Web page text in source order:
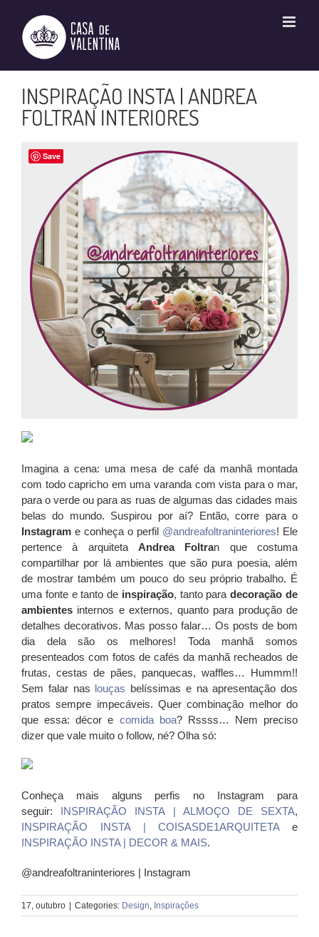
conteúdo
INSPIRAÇÃO INSTA | ANDREA
FOLTRAN INTERIORES
Imagina a cena: uma mesa de café da manhã montada
com todo capricho em uma varanda com vista para o mar,
para o verde ou para as ruas de algumas das cidades mais
belas do mundo. Suspirou por aí? Então, corre para o
Instagram e conheça o perfil @andreafoltraninteriores! Ele
pertence à arquiteta Andrea Foltran que costuma
compartilhar por lá ambientes que são pura poesia, além
de mostrar também um pouco do seu próprio trabalho. É
uma fonte e tanto de inspiração, tanto paradecoração de
ambientes internos e externos, quanto para produção de
detalhes decorativos. Mas posso falar… Os posts de bom
dia dela são os melhores! Toda manhã somos
presenteados com fotos de cafés da manhã recheados de
frutas, cestas de pães, panquecas, waffles… Hummm!!
Sem falar nas louças belíssimas e na apresentação dos
pratos sempre impecáveis. Quer combinação melhor do
que essa: décor e comida boa? Rssss… Nem preciso
dizer que vale muito o follow, né? Olha só:
Conheça mais alguns perfis no Instagram para
seguir: INSPIRAÇÃO INSTA | ALMOÇO DE SEXTA,
INSPIRAÇÃO INSTA | COISASDE1ARQUITETAe
INSPIRAÇÃO INSTA | DECOR & MAIS.
@andreafoltraninteriores | Instagram
17, outubro Categories: Design, Inspirações
Save